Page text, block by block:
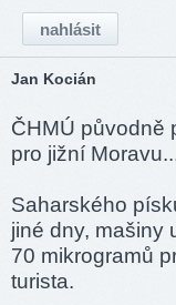
nahlásit
Jan Kocián
ČHMÚ původně
pro jižní
Saharského
jiné dny, mašiny
70 mikrogramů
turista.